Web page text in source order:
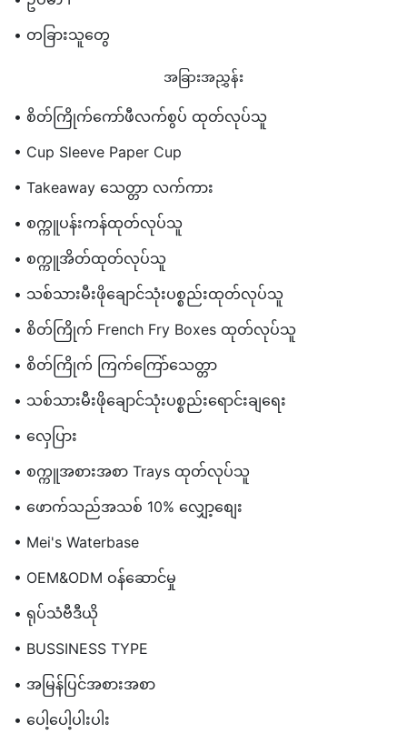
• တခြားသူတွေ
အခြားအညွှန်း
• စိတ်ကြိုက်ကော်ဖီလက်စွပ် ထုတ်လုပ်သူ
• Cup Sleeve Paper Cup
• Takeaway သေတ္တာ လက်ကား
• စက္ကူပန်းကန်ထုတ်လုပ်သူ
• စက္ကူအိတ်ထုတ်လုပ်သူ
• သစ်သားမီးဖိုချောင်သုံးပစ္စည်းထုတ်လုပ်သူ
• စိတ်ကြိုက် French Fry Boxes ထုတ်လုပ်သူ
• စိတ်ကြိုက် ကြက်ကြော်သေတ္တာ
• သစ်သားမီးဖိုချောင်သုံးပစ္စည်းရောင်းချရေး
• လှေပြား
• စက္ကူအစားအစာ Trays ထုတ်လုပ်သူ
• ဖောက်သည်အသစ် 10% လျှော့စျေး
• Mei's Waterbase
• OEM&ODM ဝန်ဆောင်မှု
• ရုပ်သံဗီဒီယို
• BUSSINESS TYPE
• အမြန်ပြင်အစားအစာ
• ပေါ့ပေါ့ပါးပါး